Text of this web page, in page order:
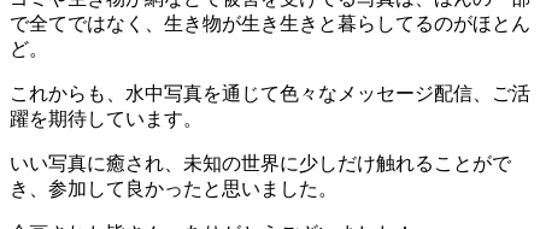
で全てではなく、生き物が生き生きと暮らしてるのがほとん
ど。
これからも、水中写真を通じて色々なメッセージ配信、ご活
躍を期待しています。
いい写真に癒され、未知の世界に少しだけ触れることがで
き、参加して良かったと思いました。